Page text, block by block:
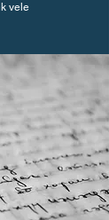
vele